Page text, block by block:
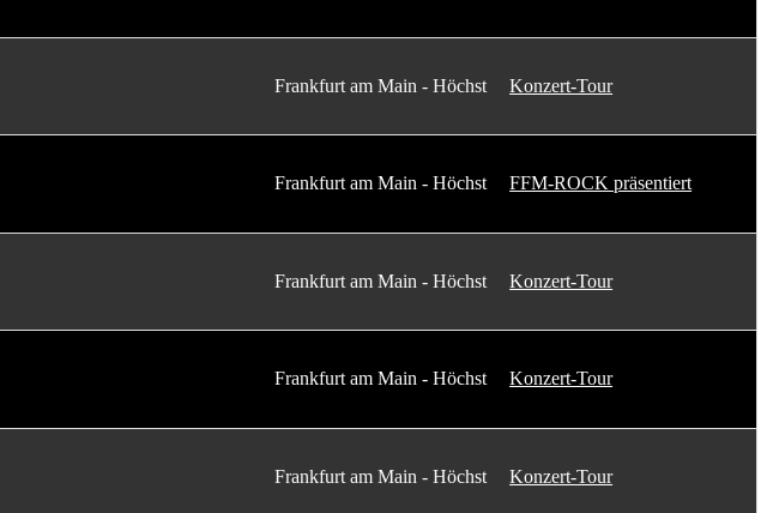
Frankfurt am Main - Höchst Konzert-Tour
Frankfurt am Main - Höchst FFM-ROCK präsentiert
Frankfurt am Main - Höchst Konzert-Tour
Frankfurt am Main - Höchst Konzert-Tour
Frankfurt am Main - Höchst Konzert-Tour